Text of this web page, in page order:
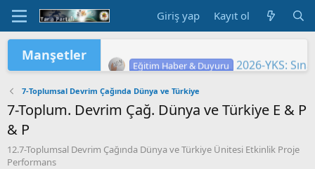
Giriş yap Kayıt ol
Manşetler
Eğitim Haber & Duyuru
Eğitim Haber & Duyuru
Eğitim Haber & Duyuru
Eğitim Haber & Duyuru
TÜRKİYE YÜZYILI MAARİF
Eğitim Haber & Duyuru
2026 Yükseköğretim Kurumları
Eğitim Haber & Duyuru
Eğitim Haber & Duyuru
2026 HAZİRAN DÖNEMİ MESLEKİ
7-Toplumsal Devrim Çağında Dünya ve Türkiye
7-Toplum. Devrim Çağ. Dünya ve Türkiye E & P
& P
12.7-Toplumsal Devrim Çağında Dünya ve Türkiye Ünitesi Etkinlik Proje
Performans